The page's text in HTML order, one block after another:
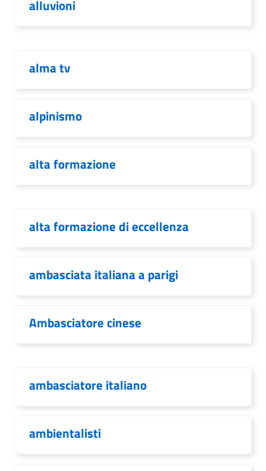
alluvioni
alma tv
alpinismo
alta formazione
alta formazione di eccellenza
ambasciata italiana a parigi
Ambasciatore cinese
ambasciatore italiano
ambientalisti